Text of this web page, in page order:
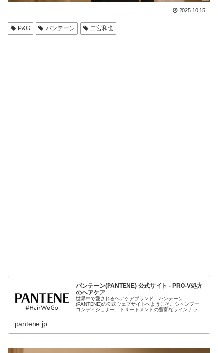
2025.10.15
P&G パンテーン 二宮和也
パンテーン(PANTENE) 公式サイト - PRO-V処方
のヘアケア
世界中で愛されるヘアケアブランド、パンテーン
(PANTENE)の公式ウェブサイトへようこそ。シャンプー、
コンディショナー、トリートメントの豊富なラインナップ
pantene.jp